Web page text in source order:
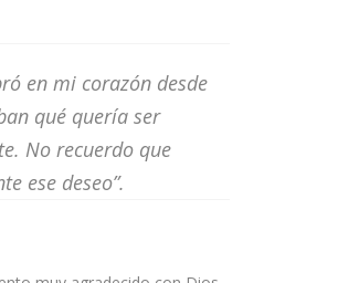
en mi corazón desde
qué quería ser
No recuerdo que
ese deseo”.